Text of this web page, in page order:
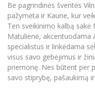
Be pagrindinės šventės
pažymėta ir Kaune, kur
Ten sveikinimo kalbą
Matulienė, akcentuodama
specialistus ir linkėdama
visus savo gebėjimus ir
priemonę. Nes būtent per
savo stiprybę, pašaukimą